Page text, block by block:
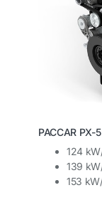
PACCAR PX-5
124
139
153